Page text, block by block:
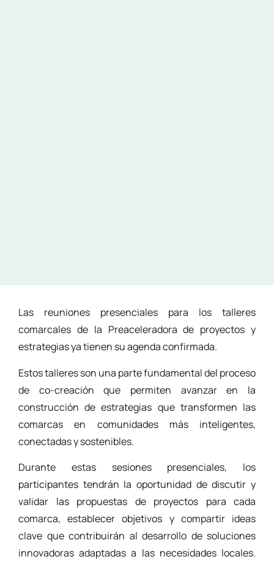
Las reuniones presenciales para los talleres
comarcales de la Preaceleradora de proyectos y
estrategias ya tienen su agenda confirmada.
Estos talleres son una parte fundamental del proceso
de co-creación que permiten avanzar en la
construcción de estrategias que transformen las
comarcas en comunidades más inteligentes,
conectadas y sostenibles.
Durante estas sesiones presenciales, los
participantes tendrán la oportunidad de discutir y
validar las propuestas de proyectos para cada
comarca, establecer objetivos y compartir ideas
clave que contribuirán al desarrollo de soluciones
innovadoras adaptadas a las necesidades locales.